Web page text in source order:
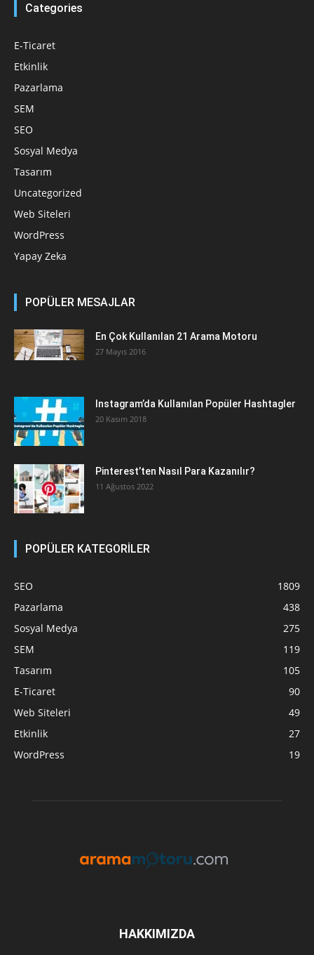
Categories
E-Ticaret
Etkinlik
Pazarlama
SEM
SEO
Sosyal Medya
Tasarım
Uncategorized
Web Siteleri
WordPress
Yapay Zeka
POPÜLER MESAJLAR
En Çok Kullanılan 21 Arama Motoru
27 Mayıs 2016
Instagram’da Kullanılan Popüler Hashtagler
20 Kasım 2018
Pinterest’ten Nasıl Para Kazanılır?
11 Ağustos 2022
POPÜLER KATEGORİLER
SEO
1809
Pazarlama
438
Sosyal Medya
275
SEM
119
Tasarım
105
E-Ticaret
90
Web Siteleri
49
Etkinlik
27
WordPress
19
HAKKIMIZDA